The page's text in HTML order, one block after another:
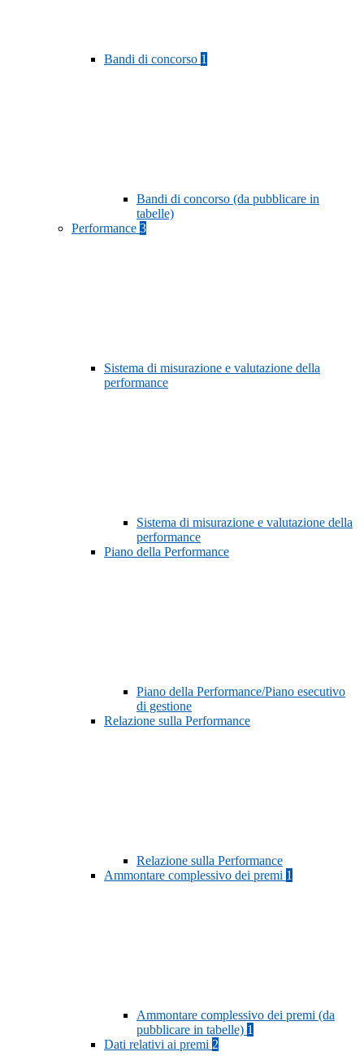
Bandi di concorso 1
Bandi di concorso (da pubblicare in
tabelle)
Performance 3
Sistema di misurazione e valutazione della
performance
Sistema di misurazione e valutazione della
performance
Piano della Performance
Piano della Performance/Piano esecutivo
di gestione
Relazione sulla Performance
Relazione sulla Performance
Ammontare complessivo dei premi 1
Ammontare complessivo dei premi (da
pubblicare in tabelle) 1
Dati relativi ai premi 2